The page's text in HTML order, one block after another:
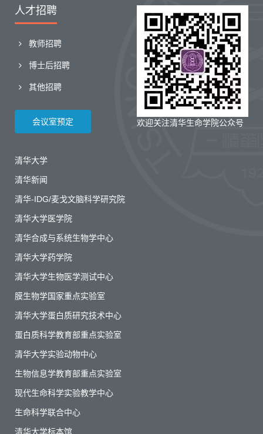
欢迎关注清华生命学院公众号
人才招聘
教师招聘
博士后招聘
其他招聘
会议室预定
清华大学
清华新闻
清华-IDG/麦戈文脑科学研究院
清华大学医学院
清华合成与系统生物学中心
清华大学药学院
清华大学生物医学测试中心
膜生物学国家重点实验室
清华大学蛋白质研究技术中心
蛋白质科学教育部重点实验室
清华大学实验动物中心
生物信息学教育部重点实验室
现代生命科学实验教学中心
生命科学联合中心
清华大学标本馆